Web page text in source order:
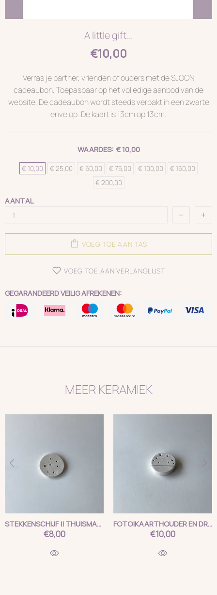
A little gift...
€10,00
Verras je partner, vrienden of ouders met de SJOON
cadeaubon. Toepasbaar op het volledige aanbod van de
website. De cadeaubon wordt steeds verpakt in een zwarte
envelop. De kaart is 13cm op 13cm.
WAARDES: € 10,00
€ 10,00 € 25,00 € 50,00 € 75,00 € 100,00
€ 150,00
€ 200,00
AANTAL
VOEG TOE AAN TAS
VOEG TOE AAN VERLANGLIJST
GEGARANDEERD VEILIG AFREKENEN:
MEER KERAMIEK
STEKKENSCHIJF || THUISMAKERS
€8,00
FOTO|KAARTHOUDER EN DROOGBLOEMEN || THUISMAKERS
€10,00